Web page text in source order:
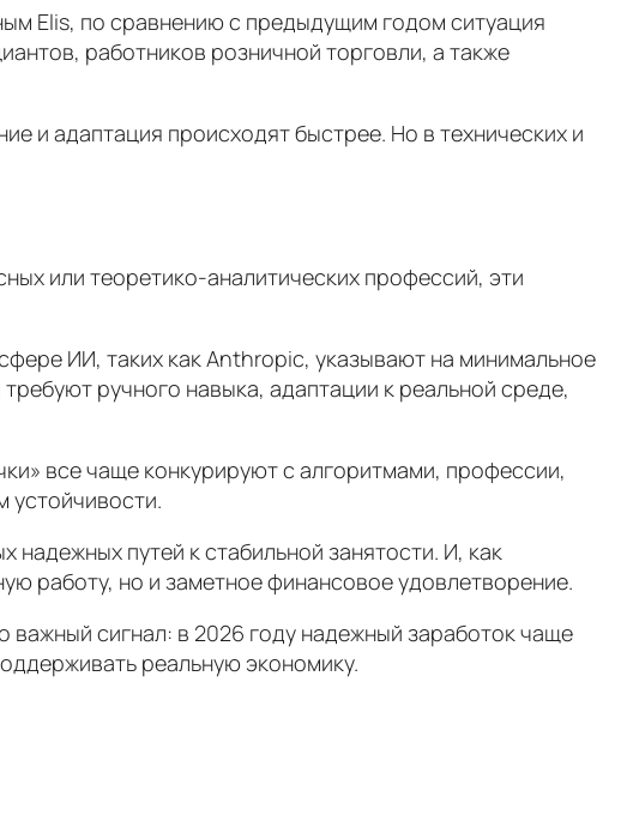
Elis, по сравнению с предыдущим годом ситуация
работников розничной торговли, а также
и адаптация происходят быстрее. Но в технических и
или теоретико-аналитических профессий, эти
ИИ, таких как Anthropic, указывают на минимальное
ручного навыка, адаптации к реальной среде,
все чаще конкурируют с алгоритмами, профессии,
устойчивости.
путей к стабильной занятости. И, как
работу, но и заметное финансовое удовлетворение.
важный сигнал: в 2026 году надежный заработок чаще
реальную экономику.